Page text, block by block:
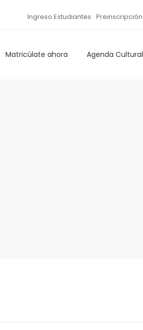
Ingreso Estudiantes Preinscripción
Matricúlate ahora Agenda Cultural